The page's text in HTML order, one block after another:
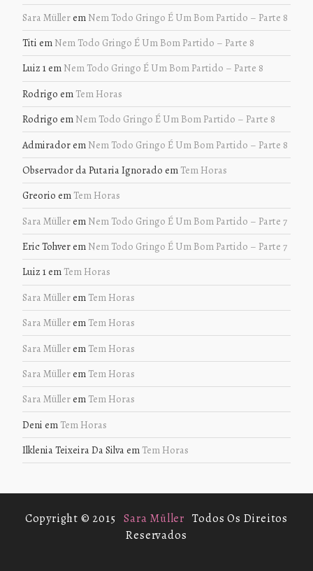
Sara Müllerem Nem Todo Gringo É Um Bom Partido – Parte 8
Titi em Nem Todo Gringo É Um Bom Partido – Parte 8
Luiz 1em Nem Todo Gringo É Um Bom Partido – Parte 8
Rodrigo em Tem Horas
Rodrigo em Nem Todo Gringo É Um Bom Partido – Parte 8
Admiradorem Nem Todo Gringo É Um Bom Partido – Parte 8
Observador da Putaria Ignorado em Tem Horas
Greorio em Tem Horas
Sara Müllerem Nem Todo Gringo É Um Bom Partido – Parte 7
Eric Tohverem Nem Todo Gringo É Um Bom Partido – Parte 7
Luiz 1em Tem Horas
Sara Müllerem Tem Horas
Sara Müllerem Tem Horas
Sara Müllerem Tem Horas
Sara Müllerem Tem Horas
Sara Müllerem Tem Horas
Deni em Tem Horas
Ilklenia Teixeira Da Silvaem Tem Horas
Copyright © 2015 Sara Müller Todos Os Direitos
Reservados